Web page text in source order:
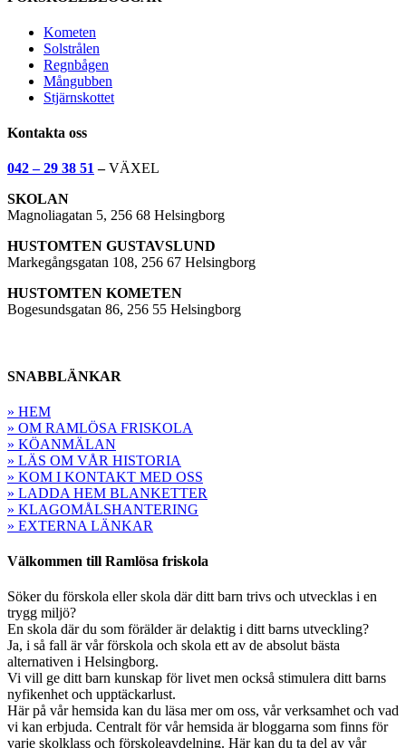
Kometen
Solstrålen
Regnbågen
Mångubben
Stjärnskottet
Kontakta oss
042 – 29 38 51–VÄXEL
SKOLAN
Magnoliagatan 5, 256 68 Helsingborg
HUSTOMTEN GUSTAVSLUND
Markegångsgatan 108, 256 67 Helsingborg
HUSTOMTEN KOMETEN
Bogesundsgatan 86, 256 55 Helsingborg
SNABBLÄNKAR
» HEM
» OM RAMLÖSA FRISKOLA
» KÖANMÄLAN
» LÄS OM VÅR HISTORIA
» KOM I KONTAKT MED OSS
» LADDA HEM BLANKETTER
» KLAGOMÅLSHANTERING
» EXTERNA LÄNKAR
Välkommen till Ramlösa friskola
Söker du förskola eller skola där ditt barn trivs och utvecklas i en
trygg miljö?
En skola där du som förälder är delaktig i ditt barns utveckling?
Ja, i så fall är vår förskola och skola ett av de absolut bästa
alternativen i Helsingborg.
Vi vill ge ditt barn kunskap för livet men också stimulera ditt barns
nyfikenhet och upptäckarlust.
Här på vår hemsida kan du läsa mer om oss, vår verksamhet och vad
vi kan erbjuda. Centralt för vår hemsida är bloggarna som finns för
varje skolklass och förskoleavdelning. Här kan du ta del av vår